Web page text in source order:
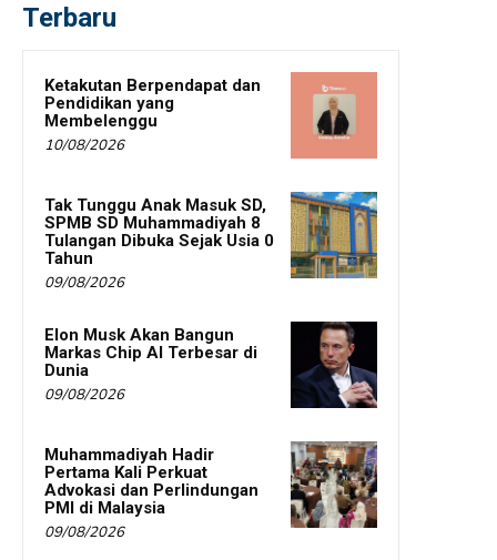
Terbaru
Ketakutan Berpendapat dan
Pendidikan yang
Membelenggu
10/08/2026
Tak Tunggu Anak Masuk SD,
SPMB SD Muhammadiyah 8
Tulangan Dibuka Sejak Usia 0
Tahun
09/08/2026
Elon Musk Akan Bangun
Markas Chip AI Terbesar di
Dunia
09/08/2026
Muhammadiyah Hadir
Pertama Kali Perkuat
Advokasi dan Perlindungan
PMI di Malaysia
09/08/2026